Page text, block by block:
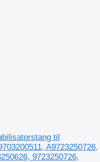
til
A9723250726,
9723250726,